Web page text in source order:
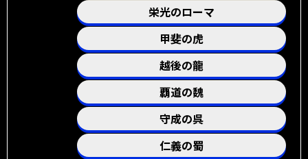
栄光のローマ
甲斐の虎
越後の龍
覇道の魏
守成の呉
仁義の蜀